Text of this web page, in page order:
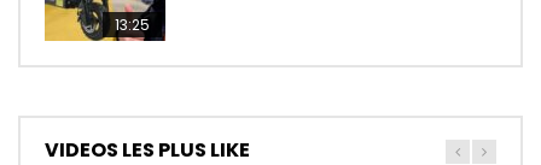
13:25
VIDEOS LES PLUS LIKE